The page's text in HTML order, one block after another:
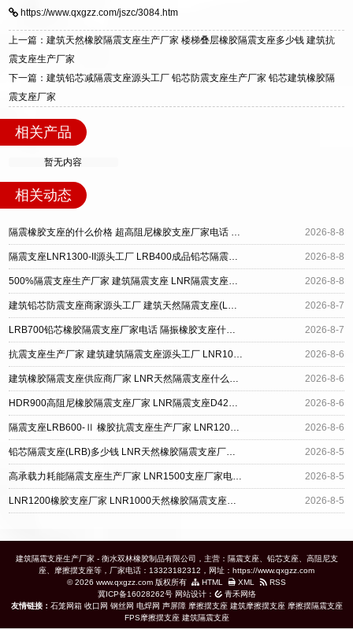
质、检测报告完备，提供选型、深化、供货、安
装指导全套服务，厂址衡水高新区北方工业基地
迎宾大街 9 号，厂家电话：13323182312。
https://www.qxgzz.com/jszc/3084.htm
上一篇：建筑天然橡胶隔震支座生产厂家 楼梯叠层橡胶隔震支座多少钱 建筑抗
震支座生产厂家
下一篇：建筑铅芯减隔震支座源头工厂 铅芯防震支座生产厂家 铅芯建筑橡胶隔
震支座厂家
相关产品
暂无内容
相关动态
隔震橡胶支座的什么价格 超高阻尼橡胶支座厂家电话 水平力分散型橡胶隔震支座LNR厂家 2026-8-8
隔震支座LNR1300-II源头工厂 LRB400成品铅芯隔震支座源头工厂 高层橡胶隔震支座生产厂家 2026-8-8
500%隔震支座生产厂家 建筑隔震支座 LNR隔震支座1400(II型)厂家 2026-8-8
建筑铅芯防震支座商家源头工厂 建筑天然隔震支座(LNR)源头工厂 LRB建筑隔震支座厂商厂家 2026-8-7
LRB700铅芯橡胶隔震支座厂家电话 隔振橡胶支座什么价格 天然隔震支座LNR1000-Ⅱ 2026-8-7
抗震支座生产厂家 建筑建筑隔震支座源头工厂 LNR1000橡胶支座厂家电话 2026-8-6
建筑橡胶隔震支座供应商厂家 LNR天然隔震支座什么价格 HDR1300高阻尼隔震支座厂家 2026-8-6
HDR900高阻尼橡胶隔震支座厂家 LNR隔震支座D420生产厂家 铅芯隔振支座 2026-8-6
隔震支座LRB600-Ⅱ 橡胶抗震支座生产厂家 LNR1200天然隔震支座多少钱 2026-8-6
铅芯隔震支座(LRB)多少钱 LNR天然橡胶隔震支座厂家电话 天然橡胶隔震支座厂家直销厂家 2026-8-5
高承载力耗能隔震支座生产厂家 LNR1500支座厂家电话 橡胶隔震支座多少钱一个 2026-8-5
LNR1200橡胶支座厂家 LNR1000天然橡胶隔震支座源头工厂 建筑抗拔减震支座生产厂家 2026-8-5
建筑隔震支座生产厂家 - 衡水双林橡胶制品有限公司，主营：隔震支座、铅芯支座、高阻尼支
座、摩擦摆支座等，厂家电话：13323182312，网址：https://www.qxgzz.com
© 2026 www.qxgzz.com 版权所有
HTML XML
RSS
冀ICP备16028262号网站设计：
青禾网络
友情链接： 石笼网箱 收口网 钢丝网 电焊网 声屏障 摩擦摆支座 建筑摩擦摆支座 摩擦摆隔震支座
FPS摩擦摆支座 建筑隔震支座